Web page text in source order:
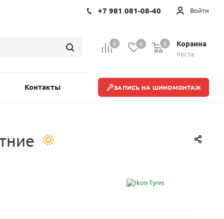
Войти
+7 981 081-08-40
0 0 Корзина
пуста
0
Контакты ЗАПИСЬ НА ШИНОМОНТАЖ